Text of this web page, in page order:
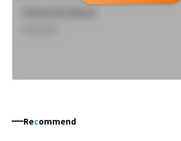
Recommend